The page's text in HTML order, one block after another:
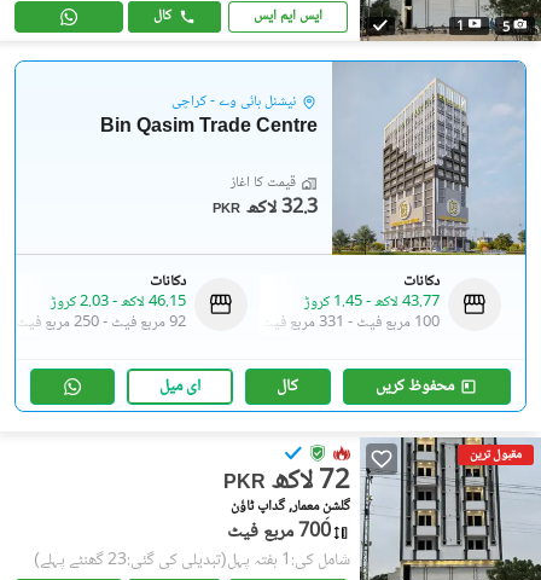
5
1 ایس ایم ایس کال
نیشنل ہائی وے - کراچی
Bin Qasim Trade Centre
قیمت کا آغاز
PKR 32.3 لاکھ
دکانات
43.77 لاکھ
-1.45 کروڑ
100 مربع فیٹ
- 331 مربع فیٹ
دکانات
46.15 لاکھ
-2.03 کروڑ
92 مربع فیٹ
-250 مربع فیٹ
محفوظ کریں کال ای میل
مقبول ترین
PKR 72 لاکھ
گلشنِ معمار, گداپ ٹاؤن
700 مربع فیٹ
شامل کی:1 ہفتہ پہل (تبدیلی کی گئی:23 گھنٹے پہلے)